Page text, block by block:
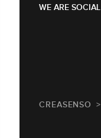
WE ARE SOCIAL
CREASENSO